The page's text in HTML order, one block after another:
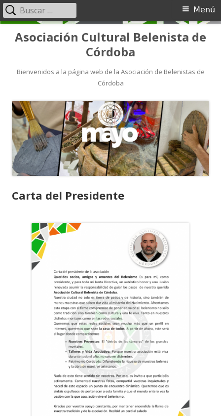
Asociación Cultural Belenista de
Córdoba
Bienvenidos a la página web de la Asociación de Belenistas de
Córdoba
Menú
Carta del Presidente